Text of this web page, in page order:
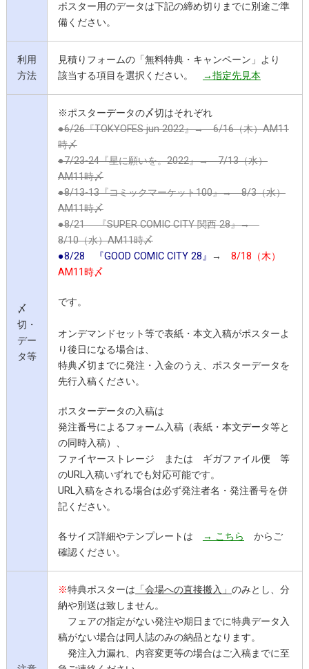
ポスター用のデータは下記の締め切りまでに別途ご準
備ください。
利用
方法
見積りフォームの「無料特典・キャンペーン」より
該当する項目を選択ください。
→指定先見本
〆
切・
デー
タ等
※ポスターデータの〆切はそれぞれ
●6/26『TOKYOFES jun 2022』→ 6/16（木）AM11
時〆
●7/23-24『星に願いを。2022』→7/13（水）
AM11時〆
●8/13-13『コミックマーケット100』→ 8/3（水）
AM11時〆
●8/21 『SUPER COMIC CITY 関西 28』→
8/10（水）AM11時〆
●8/28 『GOOD COMIC CITY 28』 → 8/18（木）
AM11時〆
です。
オンデマンドセット等で表紙・本文入稿がポスターよ
り後日になる場合は、
特典〆切までに発注・入金のうえ、ポスターデータを
先行入稿ください。
ポスターデータの入稿は
発注番号によるフォーム入稿（表紙・本文データ等と
の同時入稿）、
ファイヤーストレージ または ギガファイル便 等
のURL入稿いずれでも対応可能です。
URL入稿をされる場合は必ず発注者名・発注番号を併
記ください。
各サイズ詳細やテンプレートは → こちら
からご
確認ください。
※特典ポスターは 「会場への直接搬入」 のみとし、分
納や別送は致しません。
フェアの指定がない発注や期日までに特典データ入
稿がない場合は同人誌のみの納品となります。
発注入力漏れ、内容変更等の場合はご入稿までに至